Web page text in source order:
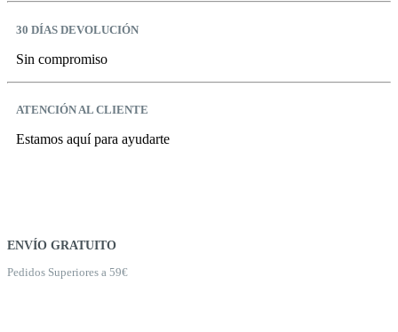
30 DÍAS DEVOLUCIÓN
Sin compromiso
ATENCIÓN AL CLIENTE
Estamos aquí para ayudarte
ENVÍO GRATUITO
Pedidos Superiores a 59€